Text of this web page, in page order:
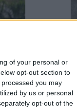
of your personal or
opt-out section to
you may
by us or personal
opt-out of the